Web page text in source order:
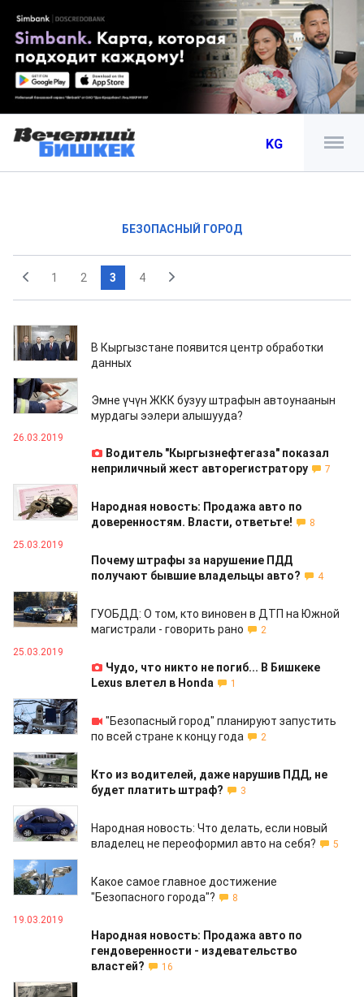
KG
БЕЗОПАСНЫЙ ГОРОД
1 2 3 4
28.03.2019
В Кыргызстане появится центр обработки
данных
26.03.2019
Эмне үчүн ЖКК бузуу штрафын автоунаанын
мурдагы ээлери алышууда?
26.03.2019
Водитель "Кыргызнефтегаза" показал
неприличный жест авторегистратору
7
26.03.2019
Народная новость: Продажа авто по
доверенностям. Власти, ответьте!
8
25.03.2019
Почему штрафы за нарушение ПДД
получают бывшие владельцы авто?
4
25.03.2019
ГУОБДД: О том, кто виновен в ДТП на Южной
магистрали - говорить рано
2
25.03.2019
Чудо, что никто не погиб... В Бишкеке
Lexus влетел в Honda
1
23.03.2019
"Безопасный город" планируют запустить
по всей стране к концу года
2
22.03.2019
Кто из водителей, даже нарушив ПДД, не
будет платить штраф?
3
22.03.2019
Народная новость: Что делать, если новый
владелец не переоформил авто на себя?
5
22.03.2019
Какое самое главное достижение
"Безопасного города"?
8
19.03.2019
Народная новость: Продажа авто по
гендоверенности - издевательство
властей?
16
18.03.2019